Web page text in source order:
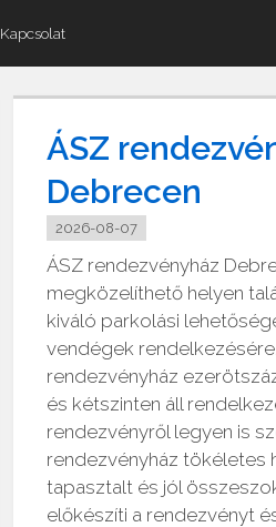
Kapcsolat
ÁSZ
Debrecen
2026-08-07
ÁSZ rendezvényház
megközelíthető helyen
kiváló parkolási
vendégek
rendezvényház
és kétszinten áll
rendezvényről legyen is
rendezvényház tökéletes
tapasztalt és jól
előkészíti a rendezvényt